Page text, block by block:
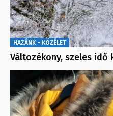
HAZÁNK - KÖZÉLET
Változékony, szeles idő